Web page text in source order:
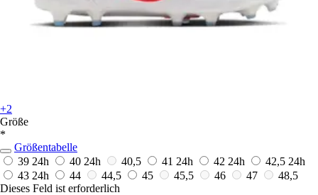
+2
Größe
*
Größentabelle
39 24h 40 24h 40,5 41 24h 42 24h 42,5 24h
43 24h 44 44,5 45 45,5 46 47
48,5
Dieses Feld ist erforderlich